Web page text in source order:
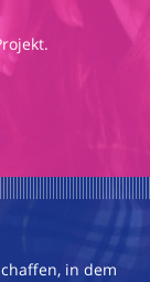
in dem